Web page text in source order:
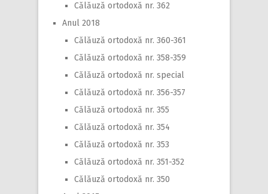
Călăuză ortodoxă nr. 362
Anul 2018
Călăuză ortodoxă nr. 360-361
Călăuză ortodoxă nr. 358-359
Călăuză ortodoxă nr. special
Călăuză ortodoxă nr. 356-357
Călăuză ortodoxă nr. 355
Călăuză ortodoxă nr. 354
Călăuză ortodoxă nr. 353
Călăuză ortodoxă nr. 351-352
Călăuză ortodoxă nr. 350